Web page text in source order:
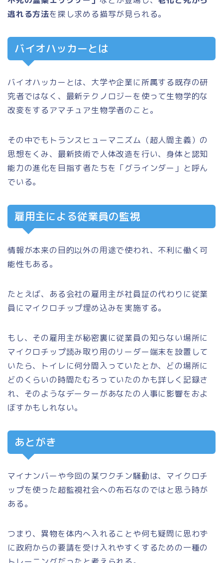
逃れる方法を探し求める描写が見られる。
バイオハッカーとは
バイオハッカーとは、大学や企業に所属する既存の研
究者ではなく、最新テクノロジーを使って生物学的な
改変をするアマチュア生物学者のこと。
その中でもトランスヒューマニズム（超人間主義）の
思想をくみ、最新技術で人体改造を行い、身体と認知
能力の進化を目指す者たちを「グラインダー」と呼ん
でいる。
雇用主による従業員の監視
情報が本来の目的以外の用途で使われ、不利に働く可
能性もある。
たとえば、ある会社の雇用主が社員証の代わりに従業
員にマイクロチップ埋め込みを実施する。
もし、その雇用主が秘密裏に従業員の知らない場所に
マイクロチップ読み取り用のリーダー端末を設置して
いたら、トイレに何分間入っていたとか、どの場所に
どのくらいの時間たむろっていたのかも詳しく記録さ
れ、そのようなデーターがあなたの人事に影響をおよ
ぼすかもしれない。
あとがき
マイナンバーや今回の某ワクチン騒動は、マイクロチ
ップを使った超監視社会への布石なのではと思う時が
ある。
つまり、異物を体内へ入れることや何も疑問に思わず
に政府からの要請を受け入れやすくするための一種の